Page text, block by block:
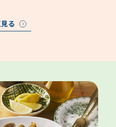
る